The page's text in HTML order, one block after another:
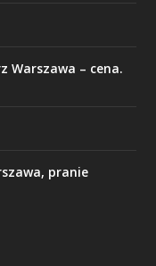
– cena.
pranie